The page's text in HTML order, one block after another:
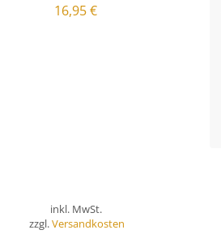
16,95€
inkl. MwSt.
zzgl.Versandkosten